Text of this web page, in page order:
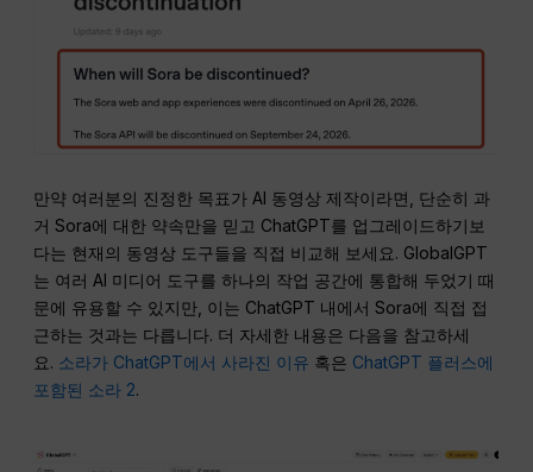
만약 여러분의 진정한 목표가 AI 동영상 제작이라면, 단순히 과
거 Sora에 대한 약속만을 믿고 ChatGPT를 업그레이드하기보
다는 현재의 동영상 도구들을 직접 비교해 보세요. GlobalGPT
는 여러 AI 미디어 도구를 하나의 작업 공간에 통합해 두었기 때
문에 유용할 수 있지만, 이는 ChatGPT 내에서 Sora에 직접 접
근하는 것과는 다릅니다. 더 자세한 내용은 다음을 참고하세
요. 소라가 ChatGPT에서 사라진 이유 혹은 ChatGPT 플러스에
포함된 소라 2.